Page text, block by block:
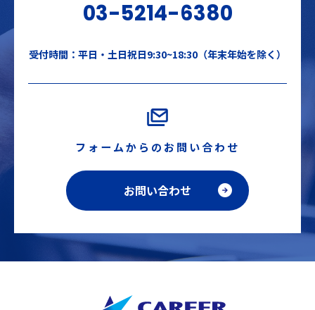
03-5214-6380
受付時間：平日・土日祝日9:30~18:30（年末年始を除く）
フォームからのお問い合わせ
お問い合わせ